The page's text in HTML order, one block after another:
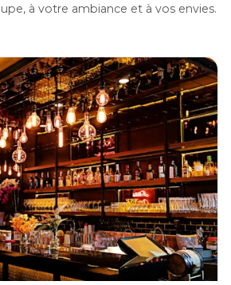
à votre ambiance et à vos envies.